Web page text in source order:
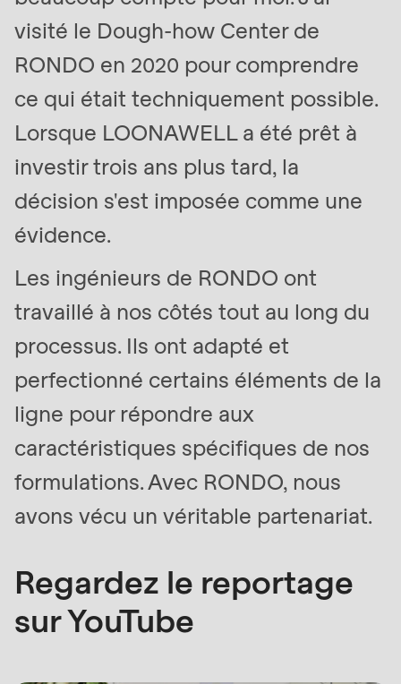
des ingrédients frais et bio
visité le Dough-how Center de
RONDO en 2020 pour comprendre
ce qui était techniquement possible.
Lorsque LOONAWELL a été prêt à
investir trois ans plus tard, la
décision s'est imposée comme une
évidence.
Les ingénieurs de RONDO ont
travaillé à nos côtés tout au long du
processus. Ils ont adapté et
perfectionné certains éléments de la
ligne pour répondre aux
caractéristiques spécifiques de nos
formulations. Avec RONDO, nous
avons vécu un véritable partenariat.
Regardez le reportage
sur YouTube